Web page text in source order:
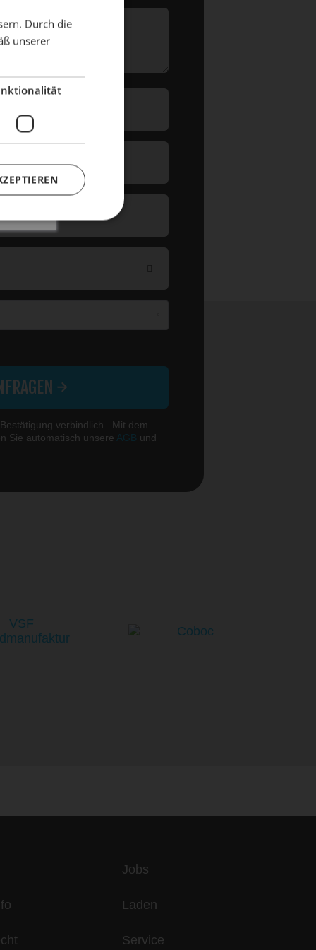
verbindlich . Mit dem
Sie automatisch unsere AGB und
Jobs
Laden
Service
Durch die
unserer